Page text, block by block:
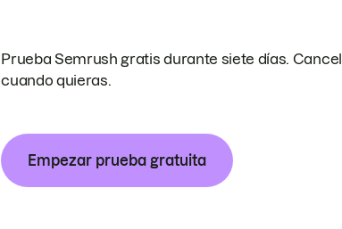
Prueba Semrush gratis durante siete días.
cuando quieras.
Empezar prueba gratuita